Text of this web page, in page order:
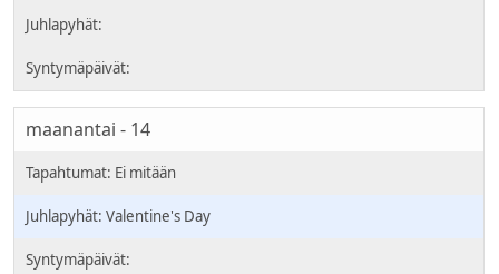
maanantai - 14
Valentine's Day